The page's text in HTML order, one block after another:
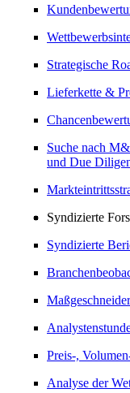
Strategische
Lieferkette &
Suche nach
und Due
Syndizierte
Syndizierte
Preis-,
Analyse der